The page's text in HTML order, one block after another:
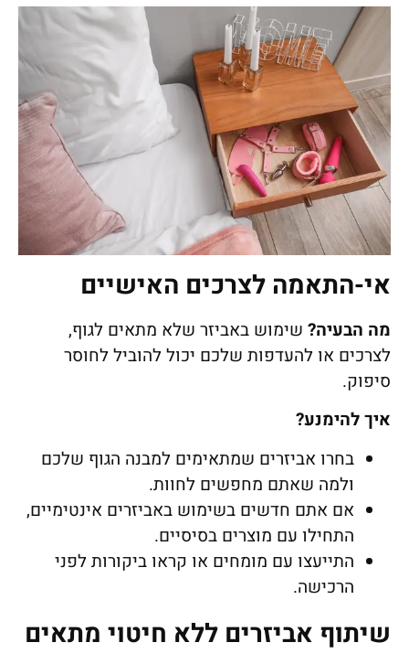
אי-התאמה לצרכים האישיים
מה הבעיה? שימוש באביזר שלא מתאים לגוף,
לצרכים או להעדפות שלכם יכול להוביל לחוסר
סיפוק.
איך להימנע?
בחרו אביזרים שמתאימים למבנה הגוף שלכם
ולמה שאתם מחפשים לחוות.
אם אתם חדשים בשימוש באביזרים אינטימיים,
התחילו עם מוצרים בסיסיים.
התייעצו עם מומחים או קראו ביקורות לפני
הרכישה.
שיתוף אביזרים ללא חיטוי מתאים